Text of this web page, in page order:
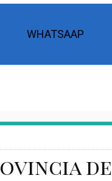
WHATSAAP
de